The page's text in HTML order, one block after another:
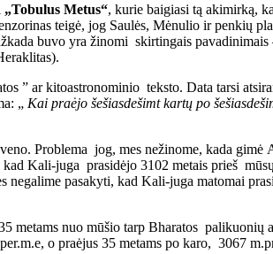
„Tobulus Metus“, kurie baigiasi tą akimirką,
teigė, jog Saulės, Mėnulio ir penkių
buvo yra žinomi skirtingais
” ar kitoastronominio teksto. Data tarsi
„ Kai praėjo šešiasdešimt kartų po
Problema jog, mes nežinome, kada gimė
Kali-juga prasidėjo 3102 metais prieš
negalime pasakyti, kad Kali-juga matomai
metams nuo mūšio tarp Bharatos palikuonių
o praėjus 35 metams po karo, 3067